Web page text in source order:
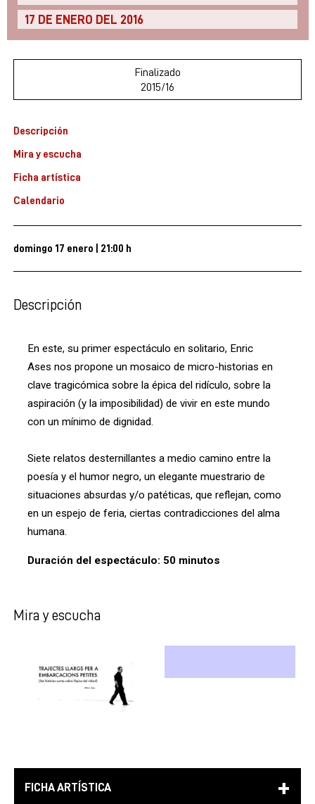
17 DE ENERO DEL 2016
Finalizado
2015/16
Descripción
Mira y escucha
Ficha artística
Calendario
domingo 17 enero 21:00 h
Descripción
En este, su primer espectáculo en solitario, Enric
Ases nos propone un mosaico de micro-historias en
clave tragicómica sobre la épica del ridículo, sobre la
aspiración (y la imposibilidad) de vivir en este mundo
con un mínimo de dignidad.
Siete relatos desternillantes a medio camino entre la
poesía y el humor negro, un elegante muestrario de
situaciones absurdas y/o patéticas, que reflejan, como
en un espejo de feria, ciertas contradicciones del alma
humana.
Duración del espectáculo: 50 minutos
Mira y escucha
FICHA ARTÍSTICA